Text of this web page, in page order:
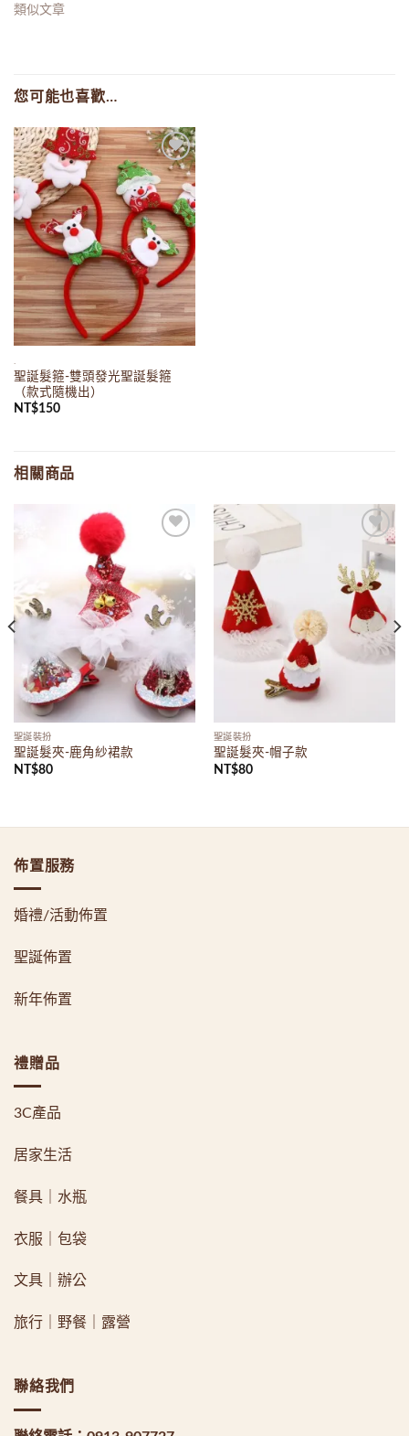
類似文章
您可能也喜歡…
Add to
wishlist
聖誕髮箍-雙頭發光聖誕髮箍
（款式隨機出）
NT$150
相關商品
聖誕裝扮
聖誕髮夾-鹿角紗裙款
NT$80
wishlist
聖誕裝扮
聖誕髮夾-帽子款
NT$80
佈置服務
婚禮/活動佈置
聖誕佈置
新年佈置
禮贈品
3C產品
居家生活
餐具｜水瓶
衣服｜包袋
文具｜辦公
旅行｜野餐｜露營
聯絡我們